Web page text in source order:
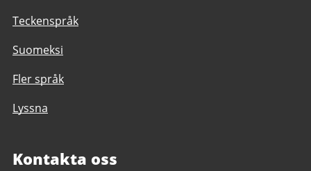
Teckenspråk
Suomeksi
Fler språk
Lyssna
Kontakta oss